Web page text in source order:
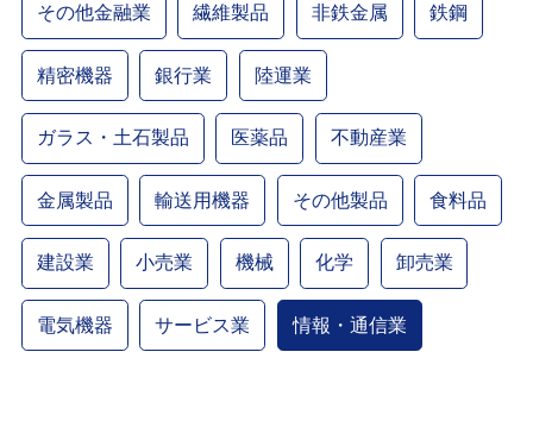
その他金融業 繊維製品 非鉄金属 鉄鋼
精密機器 銀行業 陸運業
ガラス・土石製品 医薬品 不動産業
金属製品 輸送用機器 その他製品 食料品
建設業 小売業 機械 化学 卸売業
電気機器 サービス業 情報・通信業